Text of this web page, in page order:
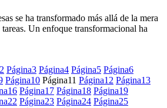
se ha transformado más allá de la mera
Un enfoque transformacional ha
2 Página3 Página4 Página5 Página6
Página10 Página11 Página12 Página13
16 Página17 Página18 Página19
22 Página23 Página24 Página25